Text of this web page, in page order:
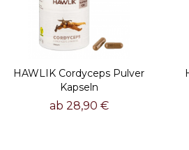
HAWLIK Cordyceps Pulver
Kapseln
ab 28,90 €